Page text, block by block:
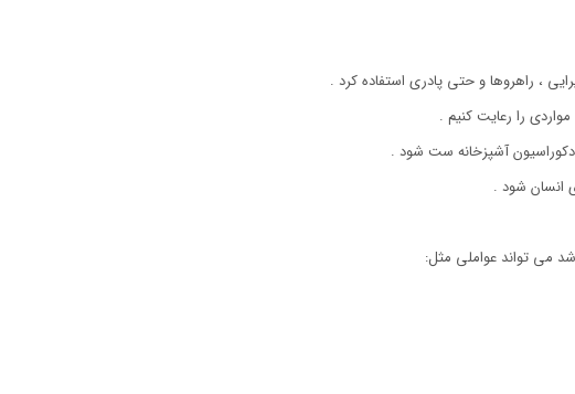
، راهروها و حتی پادری استفاده کرد .
را رعایت کنیم .
آشپزخانه ست شود .
انسان شود .
می تواند عواملی مثل: